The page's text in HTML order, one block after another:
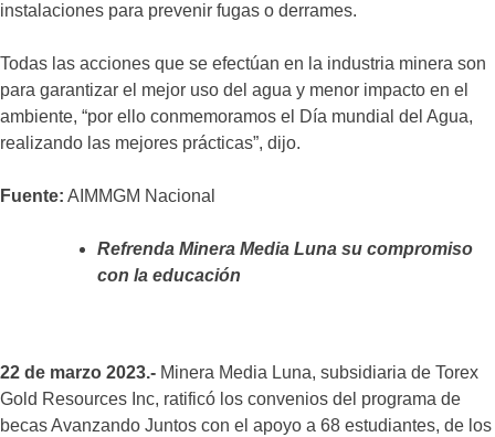
instalaciones para prevenir fugas o derrames.
Todas las acciones que se efectúan en la industria minera son
para garantizar el mejor uso del agua y menor impacto en el
ambiente, “por ello conmemoramos el Día mundial del Agua,
realizando las mejores prácticas”, dijo.
Fuente: AIMMGM Nacional
Refrenda Minera Media Luna su compromiso
con la educación
22 de marzo 2023.- Minera Media Luna, subsidiaria de Torex
Gold Resources Inc, ratificó los convenios del programa de
becas Avanzando Juntos con el apoyo a 68 estudiantes, de los